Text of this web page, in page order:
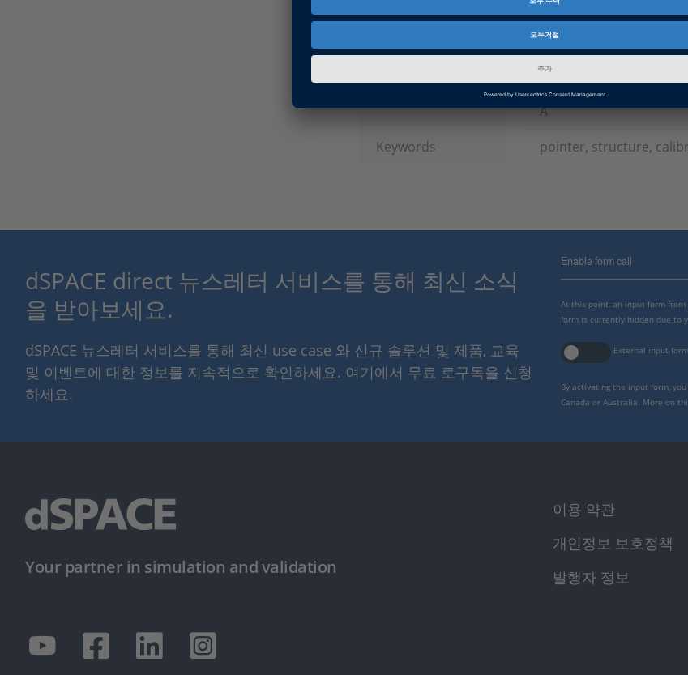
인포메이션 카테고리
Working with
dSPACE Release
2023-A, 2022-B, 2022-A,
B, 2019-A, 2018-B,
2015-B, 2015-A, 2014-
A
Keywords
pointer, structure,
dSPACE direct 뉴스레터 서비스를 통해 최신 소식
을 받아보세요.
dSPACE 뉴스레터 서비스를 통해 최신 use case 와 신규 솔루션 및 제품, 교육
및 이벤트에 대한 정보를 지속적으로 확인하세요. 여기에서 무료 로구독을 신청
하세요.
Enable form call
At this point, an input form
form is currently hidden due to
External input form
By activating the input form,
Canada or Australia. More on
Your partner in simulation and validation
이용 약관
개인정보 보호정책
발행자 정보